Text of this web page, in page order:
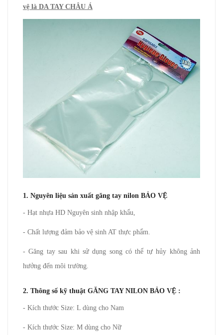
vệ là DA TAY CHÂU Á
1. Nguyên liệu sản xuất găng tay nilon BẢO VỆ
- Hạt nhựa HD Nguyên sinh nhập khẩu,
- Chất lượng đảm bảo vệ sinh AT thực phẩm.
- Găng tay sau khi sử dụng song có thể tự hủy không ảnh
hưởng đến môi trường.
2. Thông số kỹ thuật GĂNG TAY NILON BẢO VỆ :
- Kích thước Size: L dùng cho Nam
- Kích thước Size: M dùng cho Nữ